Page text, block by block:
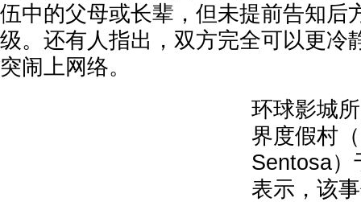
伍中的父母或长辈，但未提前告知后
级。还有人指出，双方完全可以更冷
突闹上网络。
环球影城
界度假村
Sentosa）
表示，该